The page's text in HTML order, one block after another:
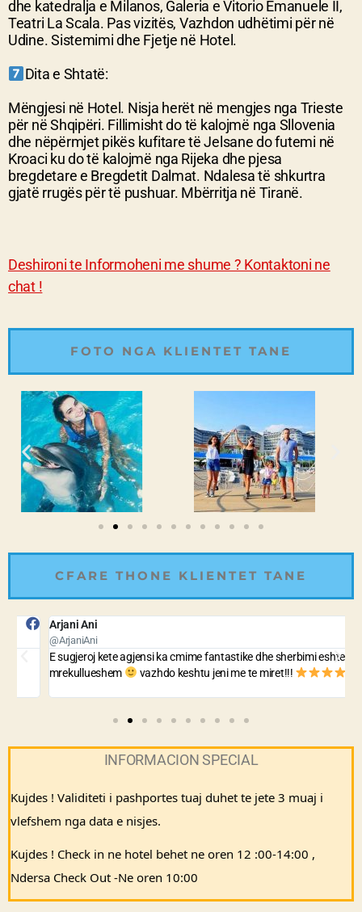
dhe katedralja e Milanos, Galeria e Vitorio Emanuele II,
Teatri La Scala. Pas vizitës, Vazhdon udhëtimi për në
Udine. Sistemimi dhe Fjetje në Hotel.
Dita e Shtatë:
Mëngjesi në Hotel. Nisja herët në mengjes nga Trieste
për në Shqipëri. Fillimisht do të kalojmë nga Sllovenia
dhe nëpërmjet pikës kufitare të Jelsane do futemi në
Kroaci ku do të kalojmë nga Rijeka dhe pjesa
bregdetare e Bregdetit Dalmat. Ndalesa të shkurtra
gjatë rrugës për të pushuar. Mbërritja në Tiranë.
Deshironi te Informoheni me shume ? Kontaktoni ne
chat !
FOTO NGA KLIENTET TANE
CFARE THONE KLIENTET TANE
Arjani Ani
@ArjaniAni
E sugjeroj kete agjensi ka cmime fantastike dhe sherbimi eshte i
mrekullueshem
vazhdo keshtu jeni me te miret!!!
INFORMACION SPECIAL
Kujdes ! Validiteti i pashportes tuaj duhet te jete 3 muaj i
vlefshem nga data e nisjes.
Kujdes ! Check in ne hotel behet ne oren 12 :00-14:00 ,
Ndersa Check Out -Ne oren 10:00